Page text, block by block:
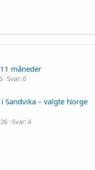
måneder
Svar: 0
Sandvika – valgte Norge
Svar: 4